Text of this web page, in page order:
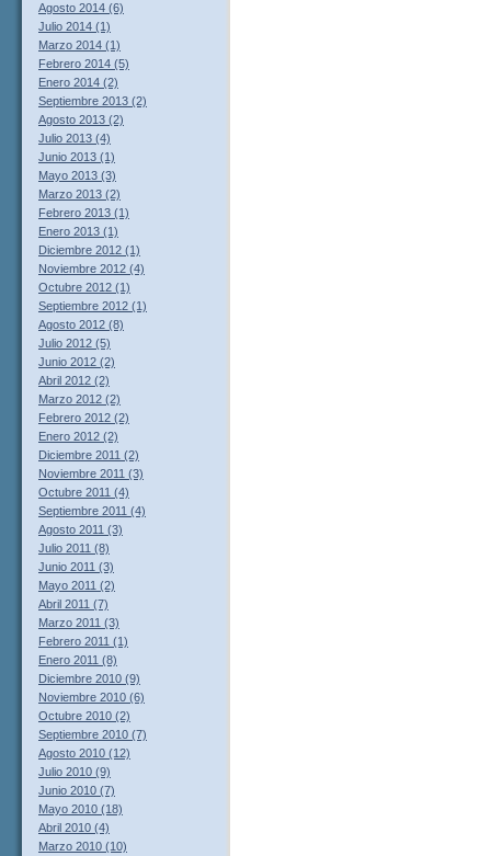
Agosto 2014 (6)
Julio 2014 (1)
Marzo 2014 (1)
Febrero 2014 (5)
Enero 2014 (2)
Septiembre 2013 (2)
Agosto 2013 (2)
Julio 2013 (4)
Junio 2013 (1)
Mayo 2013 (3)
Marzo 2013 (2)
Febrero 2013 (1)
Enero 2013 (1)
Diciembre 2012 (1)
Noviembre 2012 (4)
Octubre 2012 (1)
Septiembre 2012 (1)
Agosto 2012 (8)
Julio 2012 (5)
Junio 2012 (2)
Abril 2012 (2)
Marzo 2012 (2)
Febrero 2012 (2)
Enero 2012 (2)
Diciembre 2011 (2)
Noviembre 2011 (3)
Octubre 2011 (4)
Septiembre 2011 (4)
Agosto 2011 (3)
Julio 2011 (8)
Junio 2011 (3)
Mayo 2011 (2)
Abril 2011 (7)
Marzo 2011 (3)
Febrero 2011 (1)
Enero 2011 (8)
Diciembre 2010 (9)
Noviembre 2010 (6)
Octubre 2010 (2)
Septiembre 2010 (7)
Agosto 2010 (12)
Julio 2010 (9)
Junio 2010 (7)
Mayo 2010 (18)
Abril 2010 (4)
Marzo 2010 (10)